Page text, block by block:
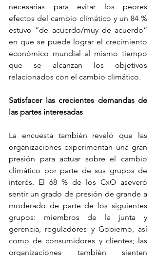
necesarias para evitar los peores
efectos del cambio climático y un 84 %
estuvo “de acuerdo/muy de acuerdo”
en que se puede lograr el crecimiento
económico mundial al mismo tiempo
que se alcanzan los objetivos
relacionados con el cambio climático.
Satisfacer las crecientes demandas de
las partes interesadas
La encuesta también reveló que las
organizaciones experimentan una gran
presión para actuar sobre el cambio
climático por parte de sus grupos de
interés. El 68 % de los CxO aseveró
sentir un grado de presión de grande a
moderado de parte de los siguientes
grupos: miembros de la junta y
gerencia, reguladores y Gobierno, así
como de consumidores y clientes; las
organizaciones también sienten